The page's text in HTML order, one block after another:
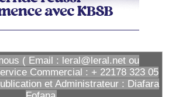
( Email : leral@leral.net ou
Commercial : + 22178 323 05
et Administrateur : Diafara